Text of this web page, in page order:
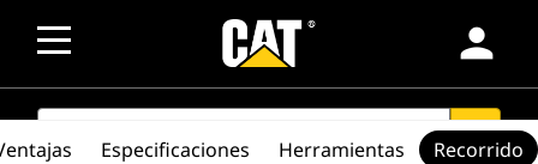
person
SEARCH search
Especificaciones Herramientas Recorrido